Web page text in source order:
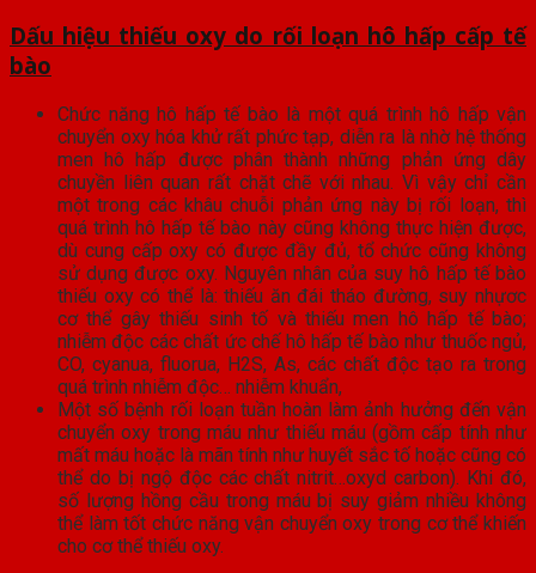
Dấu hiệu thiếu oxy do rối loạn hô hấp cấp tế
bào
Chức năng hô hấp tế bào là một quá trình hô hấp vận
chuyển oxy hóa khử rất phức tạp, diễn ra là nhờ hệ thống
men hô hấp được phân thành những phản ứng dây
chuyền liên quan rất chặt chẽ với nhau. Vì vậy chỉ cần
một trong các khâu chuỗi phản ứng này bị rối loạn, thì
quá trình hô hấp tế bào này cũng không thực hiện được,
dù cung cấp oxy có được đầy đủ, tổ chức cũng không
sử dụng được oxy. Nguyên nhân của suy hô hấp tế bào
thiếu oxy có thể là: thiếu ăn đái tháo đường, suy nhựơc
cơ thể gây thiếu sinh tố và thiếu men hô hấp tế bào;
nhiễm độc các chất ức chế hô hấp tế bào như thuốc ngủ,
CO, cyanua, fluorua, H2S, As, các chất độc tạo ra trong
quá trình nhiễm độc… nhiễm khuẩn,
Một số bệnh rối loạn tuần hoàn làm ảnh hưởng đến vận
chuyển oxy trong máu như thiếu máu (gồm cấp tính như
mất máu hoặc là mãn tính như huyết sắc tố hoặc cũng có
thể do bị ngộ độc các chất nitrit…oxyd carbon). Khi đó,
số lượng hồng cầu trong máu bị suy giảm nhiều không
thể làm tốt chức năng vận chuyển oxy trong cơ thể khiến
cho cơ thể thiếu oxy.